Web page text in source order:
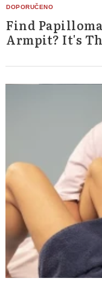
Find
Armpit? It's